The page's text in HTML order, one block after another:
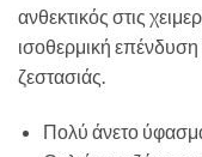
ανθεκτικός στις
ισοθερμική
ζεστασιάς.
Πολύ άνετο